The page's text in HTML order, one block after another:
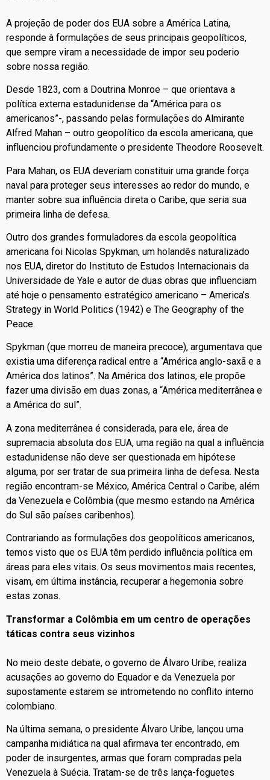
A projeção de poder dos EUA sobre a América Latina,
responde à formulações de seus principais geopolíticos,
que sempre viram a necessidade de impor seu poderio
sobre nossa região.
Desde 1823, com a Doutrina Monroe – que orientava a
política externa estadunidense da “América para os
americanos”-, passando pelas formulações do Almirante
Alfred Mahan – outro geopolítico da escola americana, que
influenciou profundamente o presidente Theodore Roosevelt.
Para Mahan, os EUA deveriam constituir uma grande força
naval para proteger seus interesses ao redor do mundo, e
manter sobre sua influência direta o Caribe, que seria sua
primeira linha de defesa.
Outro dos grandes formuladores da escola geopolítica
americana foi Nicolas Spykman, um holandês naturalizado
nos EUA, diretor do Instituto de Estudos Internacionais da
Universidade de Yale e autor de duas obras que influenciam
até hoje o pensamento estratégico americano – America’s
Strategy in World Politics (1942) e The Geography of the
Peace.
Spykman (que morreu de maneira precoce), argumentava que
existia uma diferença radical entre a “América anglo-saxã e a
América dos latinos”. Na América dos latinos, ele propõe
fazer uma divisão em duas zonas, a “América mediterrânea e
a América do sul”.
A zona mediterrânea é considerada, para ele, área de
supremacia absoluta dos EUA, uma região na qual a influência
estadunidense não deve ser questionada em hipótese
alguma, por ser tratar de sua primeira linha de defesa. Nesta
região encontram-se México, América Central o Caribe, além
da Venezuela e Colômbia (que mesmo estando na América
do Sul são países caribenhos).
Contrariando as formulações dos geopolíticos americanos,
temos visto que os EUA têm perdido influência política em
áreas para eles vitais. Os seus movimentos mais recentes,
visam, em última instância, recuperar a hegemonia sobre
estas zonas.
Transformar a Colômbia em um centro de operações
táticas contra seus vizinhos
No meio deste debate, o governo de Álvaro Uribe, realiza
acusações ao governo do Equador e da Venezuela por
supostamente estarem se intrometendo no conflito interno
colombiano.
Na última semana, o presidente Álvaro Uribe, lançou uma
campanha midiática na qual afirmava ter encontrado, em
poder de insurgentes, armas que foram compradas pela
Venezuela à Suécia. Tratam-se de três lança-foguetes